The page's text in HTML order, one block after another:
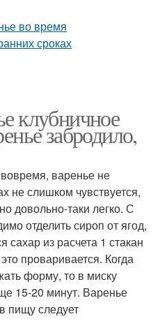
клубничное
забродило,
варенье не
не слишком чувствуется,
довольно-таки легко. С
отделить сироп от ягод,
сахар из расчета 1 стакан
проваривается. Когда
форму, то в миску
15-20 минут. Варенье
пищу следует